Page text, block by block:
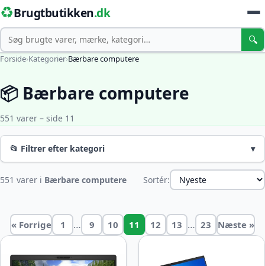
♻️Brugtbutikken.dk
Søg 🔍
Forside›Kategorier›Bærbare computere
📦 Bærbare computere
551 varer – side 11
📂 Filtrer efter kategori ▾
551 varer i Bærbare computere Sortér:
« Forrige 1 … 9 10 11 12 13 … 23 Næste »